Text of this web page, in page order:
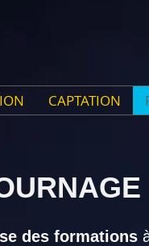
CAPTATION
des formations